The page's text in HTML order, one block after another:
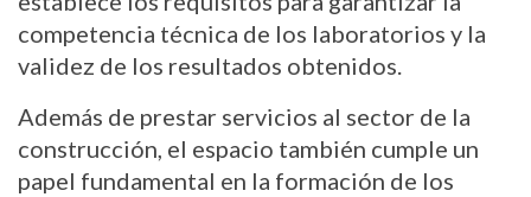
competencia técnica de los laboratorios y la
validez de los resultados obtenidos.
Además de prestar servicios al sector de la
construcción, el espacio también cumple un
papel fundamental en la formación de los